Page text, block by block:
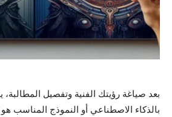
بعد صياغة رؤيتك الفنية وتفصيل المطالبة،
بالذكاء الاصطناعي أو النموذج المناسب هو